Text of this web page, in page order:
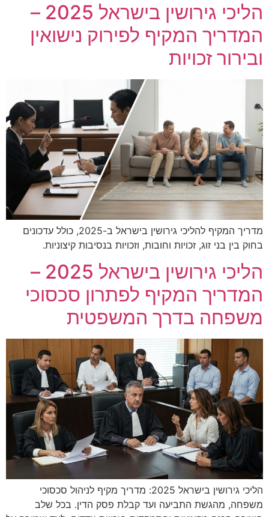
הליכי גירושין בישראל 2025 –
המדריך המקיף לפירוק נישואין
ובירור זכויות
מדריך המקיף להליכי גירושין בישראל ב-2025, כולל עדכונים
בחוק בין בני זוג, זכויות וחובות, וזכויות בנסיבות קיצוניות.
הליכי גירושין בישראל 2025 –
המדריך המקיף לפתרון סכסוכי
משפחה בדרך המשפטית
הליכי גירושין בישראל 2025: מדריך מקיף לניהול סכסוכי
משפחה, מהגשת התביעה ועד קבלת פסק הדין. בכל שלב